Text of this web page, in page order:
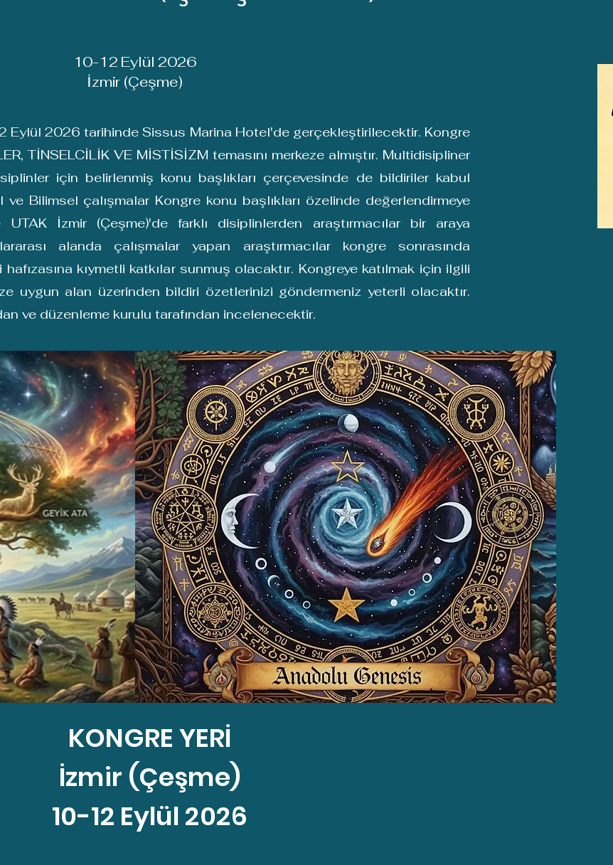
10-12 Eylül 2026
İzmir (Çeşme)
Eylül 2026 tarihinde Sissus Marina Hotel'de gerçekleştirilecektir. Kongre
TİNSELCİLİK VE MİSTİSİZM temasını merkeze almıştır. Multidisipliner
için belirlenmiş konu başlıkları çerçevesinde de bildiriler kabul
Bilimsel çalışmalar Kongre konu başlıkları özelinde değerlendirmeye
UTAK İzmir (Çeşme)'de farklı disiplinlerden araştırmacılar bir araya
alanda çalışmalar yapan araştırmacılar kongre sonrasında
kıymetli katkılar sunmuş olacaktır. Kongreye katılmak için ilgili
uygun alan üzerinden bildiri özetlerinizi göndermeniz yeterli olacaktır.
ve düzenleme kurulu tarafından incelenecektir.
KONGRE YERİ
İzmir (Çeşme)
10-12 Eylül 2026